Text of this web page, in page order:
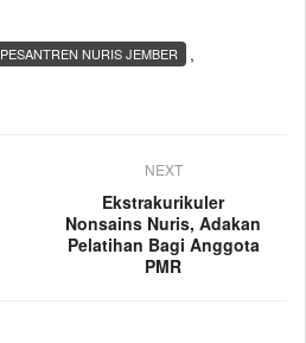
,
PESANTREN NURIS JEMBER
NEXT
Ekstrakurikuler
Nonsains Nuris, Adakan
Pelatihan Bagi Anggota
PMR